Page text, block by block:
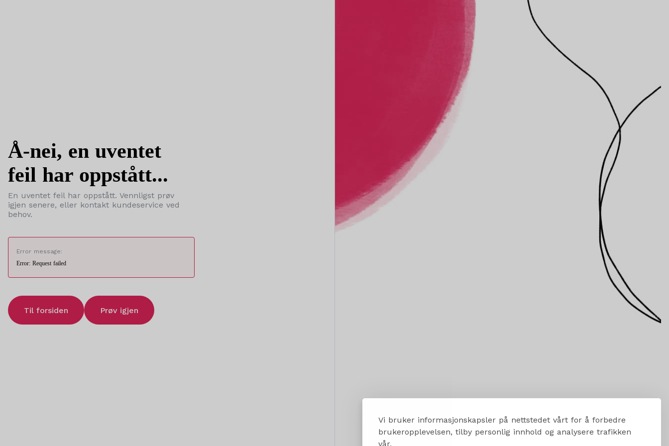
Vi bruker informasjonskapsler på nettstedet vårt for å forbedre
brukeropplevelsen, tilby personlig innhold og analysere trafikken
vår.
Å-nei, en uventet
feil har oppstått...
En uventet feil har oppstått. Vennligst prøv
igjen senere, eller kontakt kundeservice ved
behov.
Error message:
Error: Request failed
Til forsiden Prøv igjen